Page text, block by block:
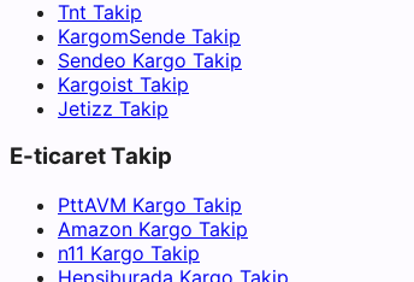
Tnt Takip
KargomSende Takip
Sendeo Kargo Takip
Kargoist Takip
Jetizz Takip
E-ticaret Takip
PttAVM Kargo Takip
Amazon Kargo Takip
n11 Kargo Takip